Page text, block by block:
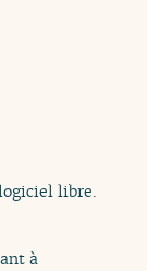
libre.
à